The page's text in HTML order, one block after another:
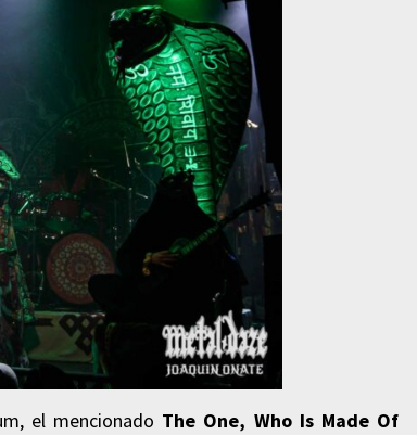
el mencionado The One, Who Is Made Of